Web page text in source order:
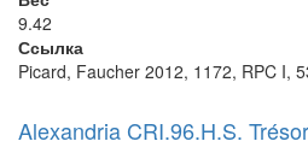
9.42
Ссылка
Picard, Faucher 2012, 1172, RPC I,
Alexandria CRI.96.H.S. Trésor